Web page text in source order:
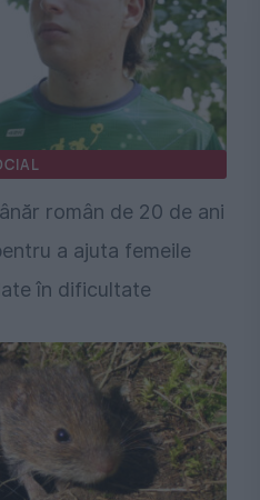
român de 20 de ani
a ajuta femeile
în dificultate